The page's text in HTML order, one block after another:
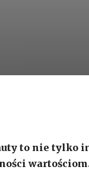
to nie tylko